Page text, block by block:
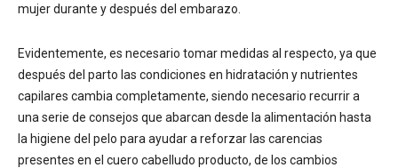
mujer durante y después del embarazo.
Evidentemente, es necesario tomar medidas al respecto, ya que
después del parto las condiciones en hidratación y nutrientes
capilares cambia completamente, siendo necesario recurrir a
una serie de consejos que abarcan desde la alimentación hasta
la higiene del pelo para ayudar a reforzar las carencias
presentes en el cuero cabelludo producto, de los cambios